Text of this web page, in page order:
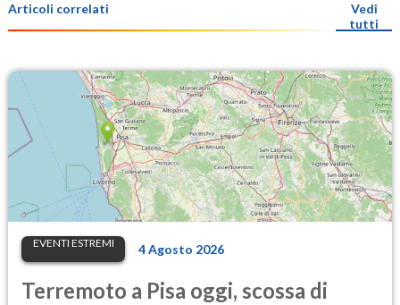
Articoli correlati
Vedi
tutti
EVENTI ESTREMI 4 Agosto 2026
Terremoto a Pisa oggi, scossa di